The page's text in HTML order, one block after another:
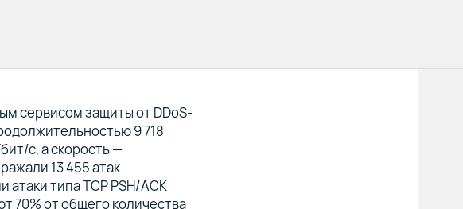
сервисом защиты от DDoS-
9 718
с, а скорость —
13 455 атак
типа TCP PSH/ACK
70% от общего количества